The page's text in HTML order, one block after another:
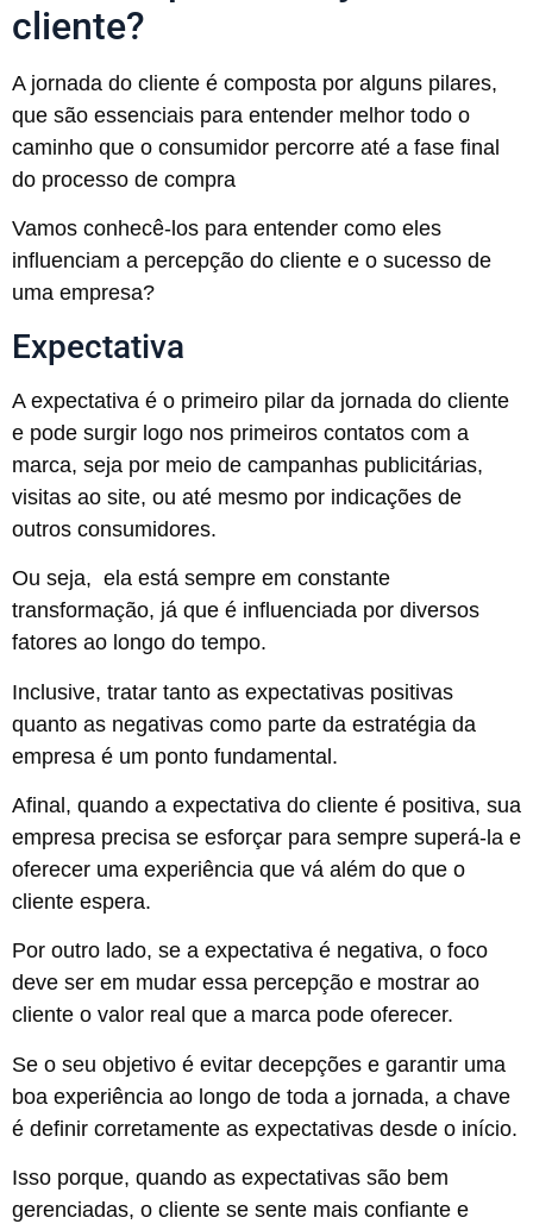
cliente?
A jornada do cliente é composta por alguns pilares,
que são essenciais para entender melhor todo o
caminho que o consumidor percorre até a fase final
do processo de compra
Vamos conhecê-los para entender como eles
influenciam a percepção do cliente e o sucesso de
uma empresa?
Expectativa
A expectativa é o primeiro pilar da jornada do cliente
e pode surgir logo nos primeiros contatos com a
marca, seja por meio de campanhas publicitárias,
visitas ao site, ou até mesmo por indicações de
outros consumidores.
Ou seja, ela está sempre em constante
transformação, já que é influenciada por diversos
fatores ao longo do tempo.
Inclusive, tratar tanto as expectativas positivas
quanto as negativas como parte da estratégia da
empresa é um ponto fundamental.
Afinal, quando a expectativa do cliente é positiva, sua
empresa precisa se esforçar para sempre superá-la e
oferecer uma experiência que vá além do que o
cliente espera.
Por outro lado, se a expectativa é negativa, o foco
deve ser em mudar essa percepção e mostrar ao
cliente o valor real que a marca pode oferecer.
Se o seu objetivo é evitar decepções e garantir uma
boa experiência ao longo de toda a jornada, a chave
é definir corretamente as expectativas desde o início.
Isso porque, quando as expectativas são bem
gerenciadas, o cliente se sente mais confiante e